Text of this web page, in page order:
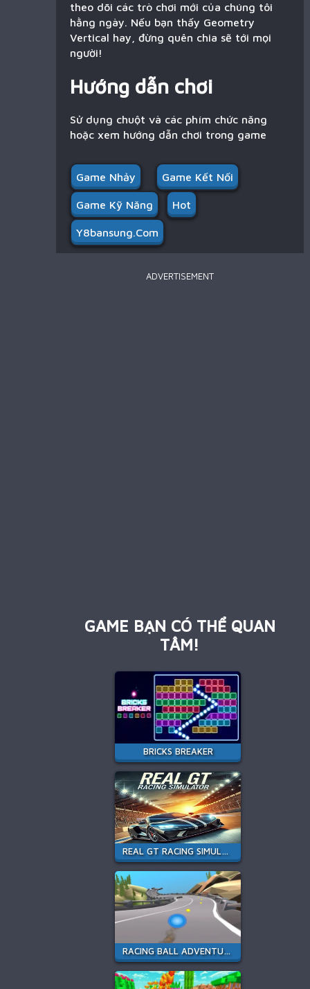
theo dõi các trò chơi mới của chúng tôi
hằng ngày. Nếu bạn thấy Geometry
Vertical hay, đừng quên chia sẽ tới mọi
người!
Hướng dẫn chơi
Sử dụng chuột và các phím chức năng
hoặc xem hướng dẫn chơi trong game
Game Nhảy Game Kết Nối
Game Kỹ Năng Hot
Y8bansung.com
ADVERTISEMENT
GAME BẠN CÓ THỂ QUAN
TÂM!
BRICKS BREAKER
REAL GT RACING SIMULATOR
RACING BALL ADVENTURE